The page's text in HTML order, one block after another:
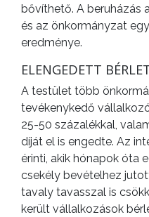
bővíthető. A beruházás
és az önkormányzat
eredménye.
ELENGEDETT
A testület több
tevékenykedő
25-50 százalékkal,
díját el is engedte. Az
érinti, akik hónapok óta
csekély bevételhez
tavaly tavasszal is
került vállalkozások